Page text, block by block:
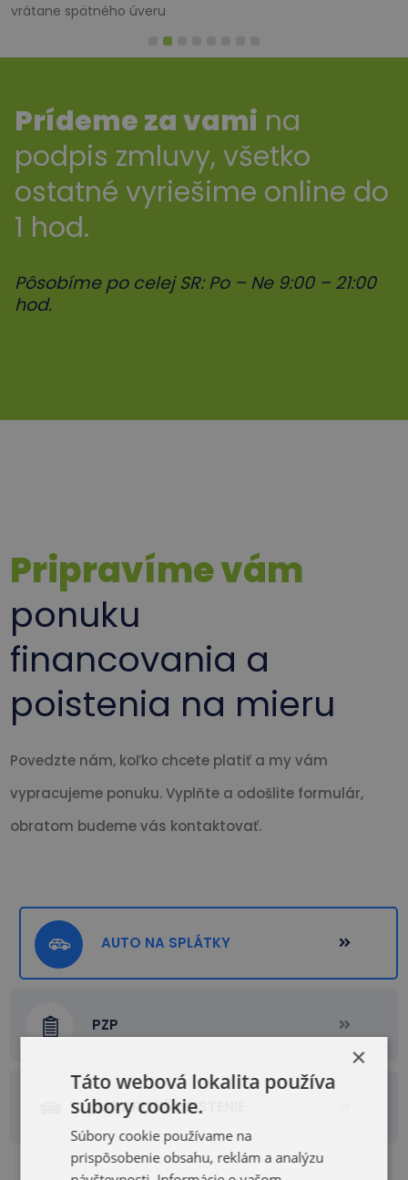
vrátane spätného úveru
Prídeme za vami na
podpis zmluvy, všetko
ostatné vyriešime online do
1 hod.
Pôsobíme po celej SR: Po – Ne 9:00 – 21:00
hod.
Pripravíme vám
ponuku
financovania a
poistenia na mieru
Povedzte nám, koľko chcete platiť a my vám
vypracujeme ponuku. Vyplňte a odošlite formulár,
obratom budeme vás kontaktovať.
AUTO NA SPLÁTKY
PZP
HAVARIJNÉ POISTENIE
×
Táto webová lokalita používa
súbory cookie.
Súbory cookie používame na
prispôsobenie obsahu, reklám a analýzu